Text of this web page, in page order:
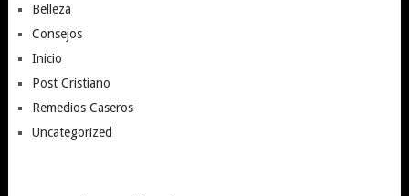
Belleza
Consejos
Inicio
Post Cristiano
Remedios Caseros
Uncategorized